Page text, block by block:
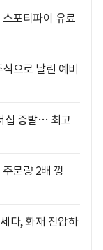
포티파이 유료
으로 날린 예비
십 증발… 최고
문량 2배 껑
다, 화재 진압하